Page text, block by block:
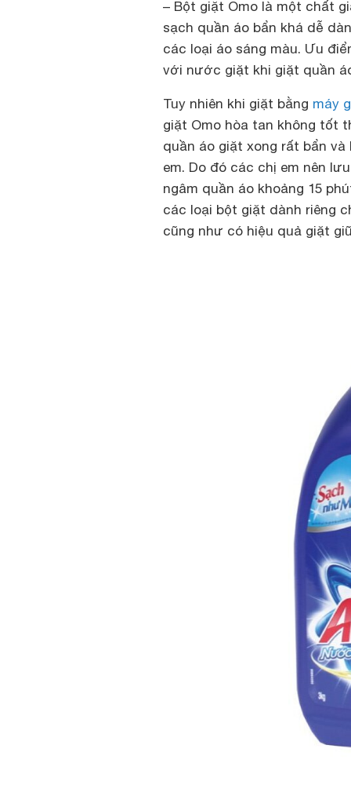
– Bột giặt Omo là một chất
sạch quần áo bẩn khá dễ
các loại áo sáng màu. Ưu
với nước giặt khi giặt quần
Tuy nhiên khi giặt bằng máy
giặt Omo hòa tan không tốt
quần áo giặt xong rất bẩn
em. Do đó các chị em nên
ngâm quần áo khoảng 15
các loại bột giặt dành riêng
cũng như có hiệu quả giặt